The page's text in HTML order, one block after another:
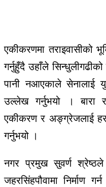
एकीकरणमा तराइवासीको
गर्नुहुँदै उहाँले
पानी नआएकाले सेनालाई
उल्लेख गर्नुभयो । बारा
एकीकरण र अङ्ग्रेजलाई
गर्नुभयो ।
नगर प्रमुख सुवर्ण श्रेष्ठले
जहरसिंहपौवामा निर्माण